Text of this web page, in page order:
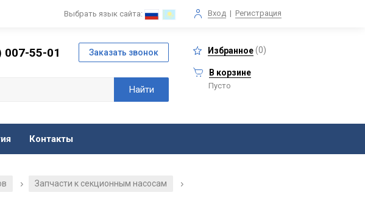
Вход | Регистрация
Выбрать язык сайта:
007-55-01 Избранное(0)
В корзине
Пусто
Контакты
/ Запчасти к секционным насосам
/